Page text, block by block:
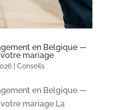
en Belgique —
mariage
| Conseils
en Belgique —
mariage La